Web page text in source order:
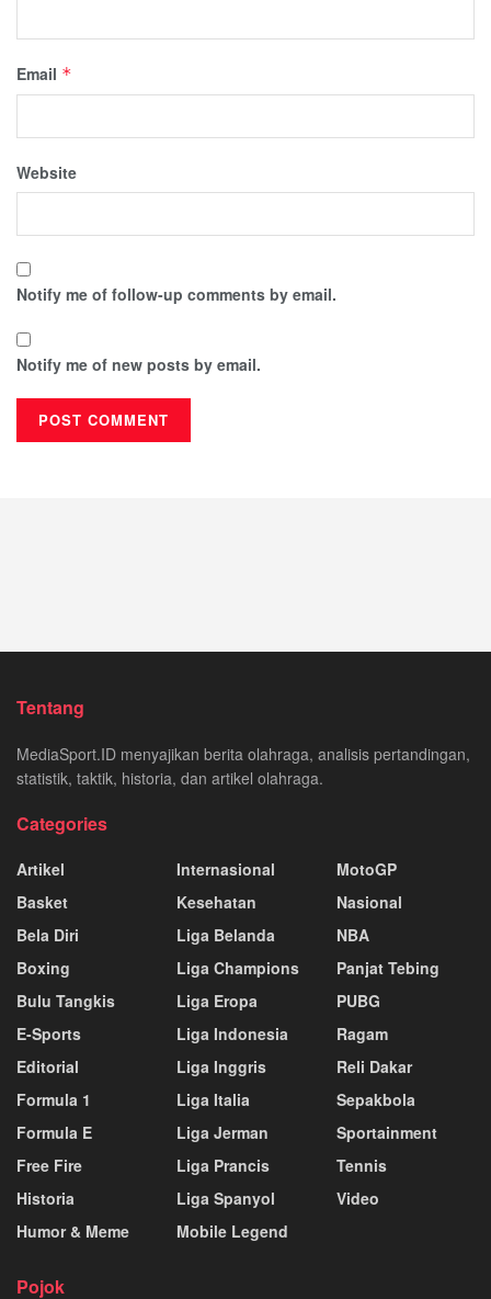
Email *
Website
Notify me of follow-up comments by email.
Notify me of new posts by email.
Tentang
MediaSport.ID menyajikan berita olahraga, analisis pertandingan,
statistik, taktik, historia, dan artikel olahraga.
Categories
Artikel
Basket
Bela Diri
Boxing
Bulu Tangkis
E-Sports
Editorial
Formula 1
Formula E
Free Fire
Historia
Humor & Meme
Internasional
Kesehatan
Liga Belanda
Liga Champions
Liga Eropa
Liga Indonesia
Liga Inggris
Liga Italia
Liga Jerman
Liga Prancis
Liga Spanyol
Mobile Legend
MotoGP
Nasional
NBA
Panjat Tebing
PUBG
Ragam
Reli Dakar
Sepakbola
Sportainment
Tennis
Video
Pojok